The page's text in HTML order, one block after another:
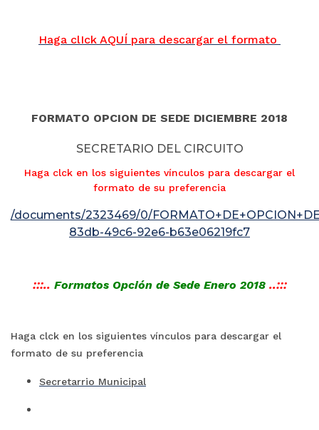
Haga clIck AQUÍ para descargar el formato
FORMATO OPCION DE SEDE DICIEMBRE 2018
SECRETARIO DEL CIRCUITO
Haga clck en los siguientes vínculos para descargar el
formato de su preferencia
/documents/2323469/0/
83db-49c6-92e6-b63e06219fc7
:::.. Formatos Opción de Sede Enero 2018 ..:::
Haga clck en los siguientes vínculos para descargar el
formato de su preferencia
Secretarrio Municipal